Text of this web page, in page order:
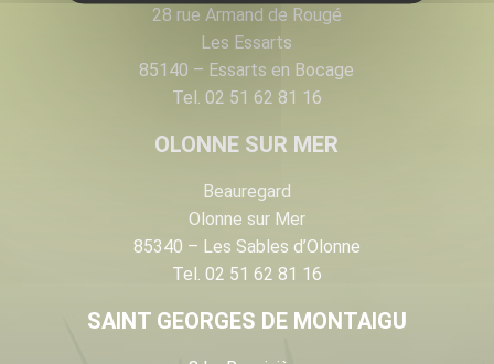
28 rue Armand de Rougé
Les Essarts
85140 – Essarts en Bocage
Tel. 02 51 62 81 16
OLONNE SUR MER
Beauregard
Olonne sur Mer
85340 – Les Sables d’Olonne
Tel. 02 51 62 81 16
SAINT GEORGES DE MONTAIGU